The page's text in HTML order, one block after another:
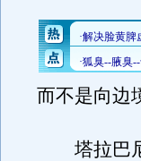
而不是向边
塔拉巴尼